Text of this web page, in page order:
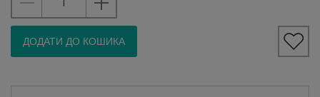
ДОДАТИ ДО КОШИКА